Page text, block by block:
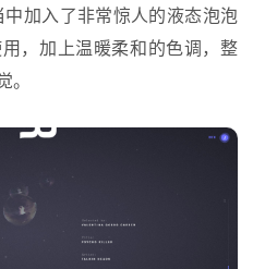
中加入了非常惊人的液态泡泡
，加上温暖柔和的色调，整